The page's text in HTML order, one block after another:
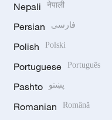
Nepali नेपाली
Persian فارسی
Polish Polski
Portuguese Português
Pashto پښتو
Romanian Română